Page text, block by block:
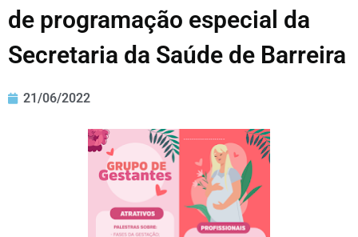
de programação especial da
Secretaria da Saúde de Barreira
21/06/2022